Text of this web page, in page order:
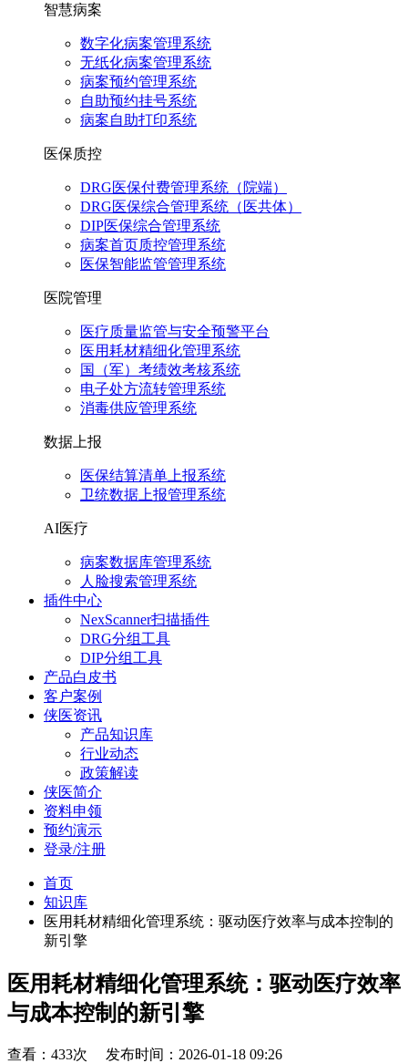
智慧病案
数字化病案管理系统
无纸化病案管理系统
病案预约管理系统
自助预约挂号系统
病案自助打印系统
医保质控
DRG医保付费管理系统（院端）
DRG医保综合管理系统（医共体）
DIP医保综合管理系统
病案首页质控管理系统
医保智能监管管理系统
医院管理
医疗质量监管与安全预警平台
医用耗材精细化管理系统
国（军）考绩效考核系统
电子处方流转管理系统
消毒供应管理系统
数据上报
医保结算清单上报系统
卫统数据上报管理系统
AI医疗
病案数据库管理系统
人脸搜索管理系统
插件中心
NexScanner扫描插件
DRG分组工具
DIP分组工具
产品白皮书
客户案例
侠医资讯
产品知识库
行业动态
政策解读
侠医简介
资料申领
预约演示
登录/注册
首页
知识库
医用耗材精细化管理系统：驱动医疗效率与成本控制的
新引擎
医用耗材精细化管理系统：驱动医疗效率
与成本控制的新引擎
查看：433次 发布时间：2026-01-18 09:26